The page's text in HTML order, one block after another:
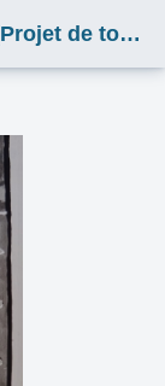
Oeuvre : La Fête de Pâques (Projet de toile)